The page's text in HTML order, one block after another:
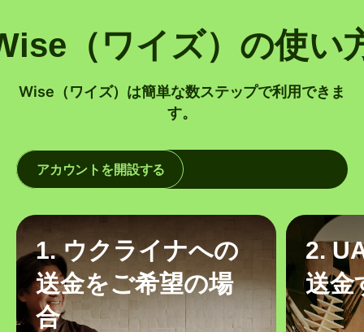
（ワイズ）の使い
Wise（ワイズ）は簡単な数ステップで利用できま
す。
アカウントを開設する
1. ウクライナへの
送金をご希望の場
合
2.
送金